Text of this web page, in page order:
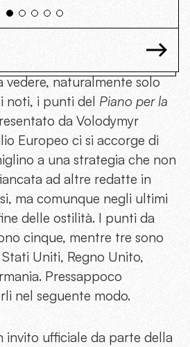
vedere, naturalmente solo
noti, i punti del Piano per la
da Volodymyr
Europeo ci si accorge di
a una strategia che non
ad altre redatte in
ma comunque negli ultimi
delle ostilità. I punti da
cinque, mentre tre sono
Uniti, Regno Unito,
Pressappoco
nel seguente modo.
invito ufficiale da parte della